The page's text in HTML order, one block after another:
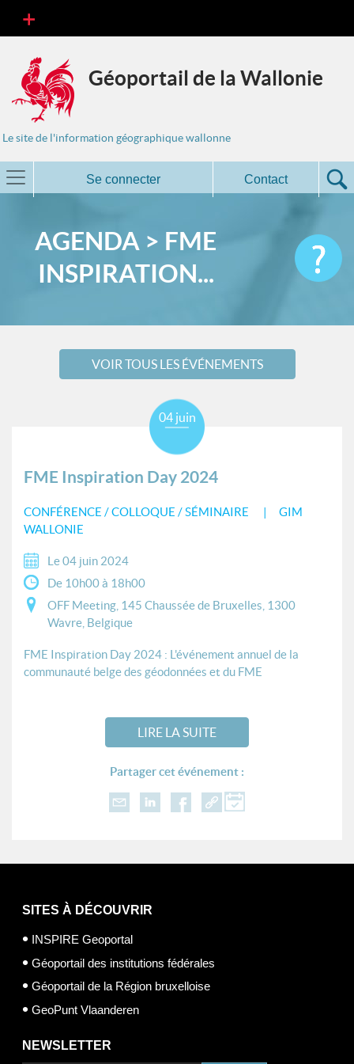
Géoportail de la Wallonie
Le site de l'information géographique wallonne
Se connecter Contact
AGENDA > FME
INSPIRATION...
VOIR TOUS LES ÉVÉNEMENTS
FME Inspiration Day 2024
CONFÉRENCE / COLLOQUE / SÉMINAIRE
GIM
WALLONIE
04 juin
Le 04 juin 2024
De 10h00 à 18h00
OFF Meeting, 145 Chaussée de Bruxelles, 1300
Wavre, Belgique
FME Inspiration Day 2024 : L'événement annuel de la
communauté belge des géodonnées et du FME
LIRE LA SUITE
Partager cet événement :
SITES À DÉCOUVRIR
INSPIRE Geoportal
Géoportail des institutions fédérales
Géoportail de la Région bruxelloise
GeoPunt Vlaanderen
NEWSLETTER